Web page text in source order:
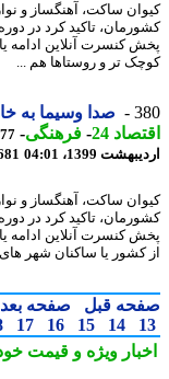
ساکت، آهنگساز و
تاکید کرد در دوره
کنسرت آنلاین ادامه یابد،
تر و روستاها هم ...
صدا وسیما به خانه
24
-فرهنگی-
1399، 04:01
ساکت، آهنگساز و
تاکید کرد در دوره
کنسرت آنلاین ادامه یابد،
یا ساکنان شهر های
قبل صفحه بعد 1
14
15
16
17
18
ویژهو قیمت